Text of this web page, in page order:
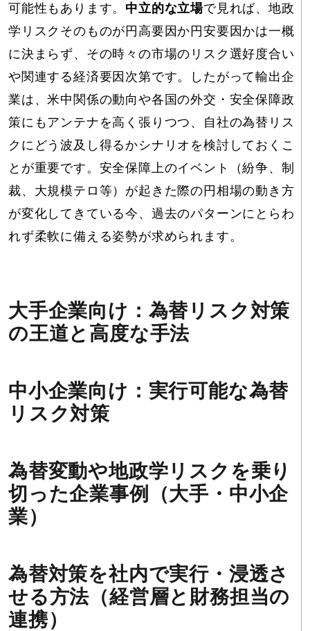
可能性もあります。 中立的な立場で見れば、地政
学リスクそのものが円高要因か円安要因かは一概
に決まらず、その時々の市場のリスク選好度合い
や関連する経済要因次第です。したがって輸出企
業は、米中関係の動向や各国の外交・安全保障政
策にもアンテナを高く張りつつ、自社の為替リス
クにどう波及し得るかシナリオを検討しておくこ
とが重要です。安全保障上のイベント（紛争、制
裁、大規模テロ等）が起きた際の円相場の動き方
が変化してきている今、過去のパターンにとらわ
れず柔軟に備える姿勢が求められます。
大手企業向け：為替リスク対策
の王道と高度な手法
中小企業向け：実行可能な為替
リスク対策
為替変動や地政学リスクを乗り
切った企業事例（大手・中小企
業）
為替対策を社内で実行・浸透さ
せる方法（経営層と財務担当の
連携）